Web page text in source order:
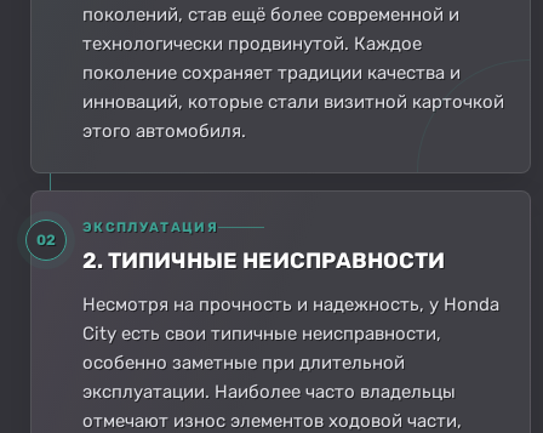
поколений, став ещё более современной и
технологически продвинутой. Каждое
поколение сохраняет традиции качества и
инноваций, которые стали визитной карточкой
этого автомобиля.
02
ЭКСПЛУАТАЦИЯ
2. ТИПИЧНЫЕ НЕИСПРАВНОСТИ
Несмотря на прочность и надежность, у Honda
City есть свои типичные неисправности,
особенно заметные при длительной
эксплуатации. Наиболее часто владельцы
отмечают износ элементов ходовой части,